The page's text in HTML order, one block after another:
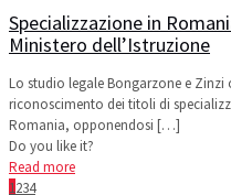
Specializzazione in
Ministero dell’Istruzione
Lo studio legale Bongarzone e Zinzi
riconoscimento dei titoli di
Romania, opponendosi […]
Do you like it?
Read more
1234